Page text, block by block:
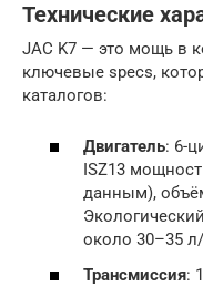
Технические
JAC K7 — это мощь в
ключевые specs,
каталогов:
Двигатель: 6-
ISZ13
данным),
около 30–35
Трансмиссия: